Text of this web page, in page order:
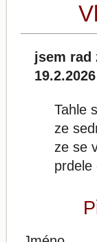
jsem rad
Tahle
ze
ze se
prdele